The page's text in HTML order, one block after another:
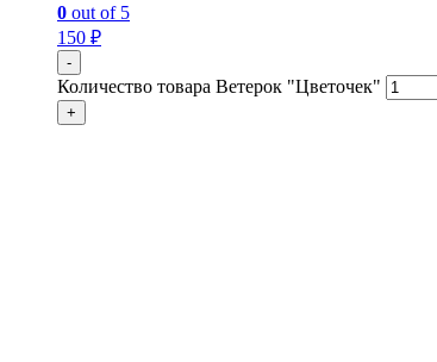
0 out of 5
150 ₽
-
Количество товара Ветерок "Цветочек"
+